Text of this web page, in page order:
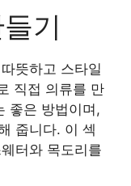
기
뜻하고 스타일
직접 의류를 만
좋은 방법이며,
줍니다. 이 섹
터와 목도리를